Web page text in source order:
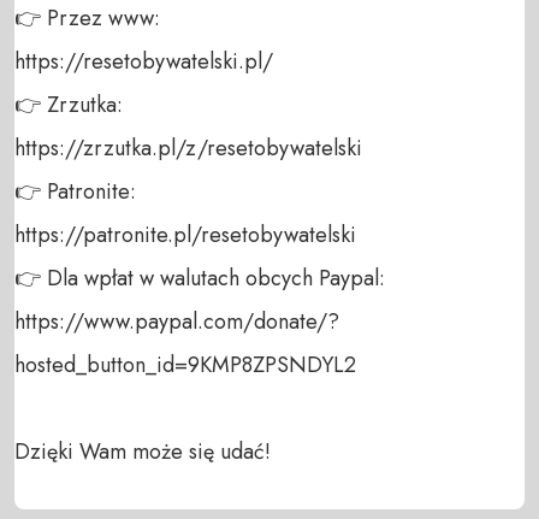
👉 Przez www:
https://resetobywatelski.pl/
👉 Zrzutka:
https://zrzutka.pl/z/resetobywatelski
👉 Patronite:
https://patronite.pl/resetobywatelski
👉 Dla wpłat w walutach obcych Paypal:
https://www.paypal.com/donate/?
hosted_button_id=9KMP8ZPSNDYL2
Dzięki Wam może się udać!